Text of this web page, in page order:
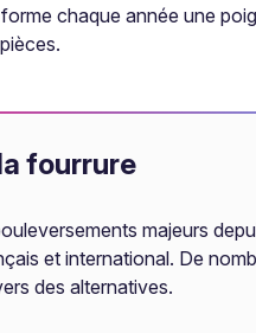
chaque année une
fourrure
majeurs
et international. De
des alternatives.